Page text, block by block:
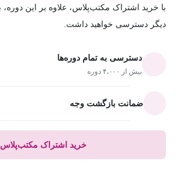
دیگر دسترسی خواهید داشت.
دسترسی به تمام دوره‌ها
بیش از ۴،۰۰۰ دوره
ضمانت بازگشت وجه
خرید اشتراک مکتب‌پلاس